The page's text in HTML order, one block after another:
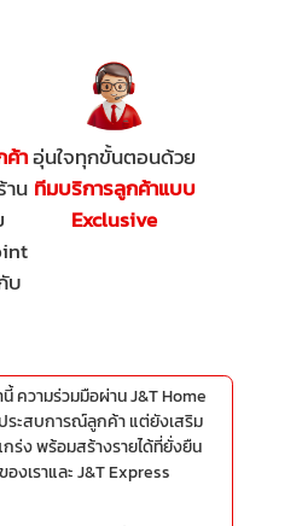
ค้า
าน
บ
อุ่นใจทุกขั้นตอนด้วย
ทีมบริการลูกค้าแบบ
Exclusive
ความร่วมมือผ่าน J&T Home
ระสบการณ์ลูกค้า แต่ยังเสริม
ร่ง พร้อมสร้างรายได้ที่ยั่งยืน
งเราและ J&T Express